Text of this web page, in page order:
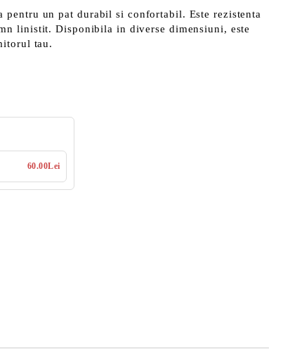
pentru un pat durabil si confortabil. Esterezistenta
linistit. Disponibila in diverse dimensiuni, este
tau.
60.00Lei